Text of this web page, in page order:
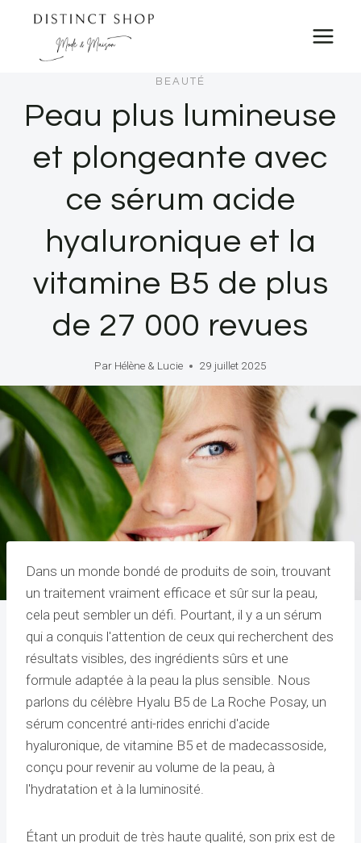
BEAUTÉ
Peau plus lumineuse
et plongeante avec
ce sérum acide
hyaluronique et la
vitamine B5 de plus
de 27 000 revues
Par Hélène & Lucie 29 juillet 2025
Dans un monde bondé de produits de soin, trouvant
un traitement vraiment efficace et sûr sur la peau,
cela peut sembler un défi. Pourtant, il y a un sérum
qui a conquis l'attention de ceux qui recherchent des
résultats visibles, des ingrédients sûrs et une
formule adaptée à la peau la plus sensible. Nous
parlons du célèbre Hyalu B5 de La Roche Posay, un
sérum concentré anti-rides enrichi d'acide
hyaluronique, de vitamine B5 et de madecassoside,
conçu pour revenir au volume de la peau, à
l'hydratation et à la luminosité.
Étant un produit de très haute qualité, son prix est de